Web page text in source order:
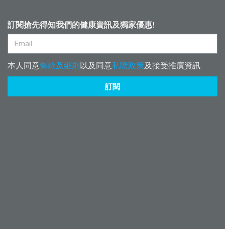
訂閱搶先得知我們的健康資訊及獨家優惠!
本人同意條款及細則以及同意私隱政策及接受推廣資訊
訂閱